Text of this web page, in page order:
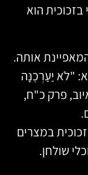
הוא
אותה.
"לֹא יַעַרְכֶנָּה
פרק כ"ח,
במצרים
שולחן.